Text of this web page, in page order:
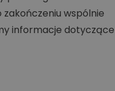
wspólnie
informacje dotyczące